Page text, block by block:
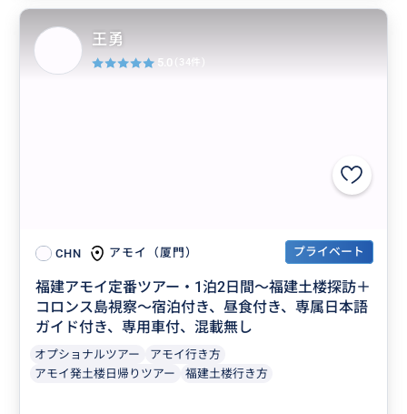
CHN アモイ（厦門） プライベート
福建アモイ定番ツアー・1泊2日間～福建土楼探訪＋
コロンス島視察～宿泊付き、昼食付き、専属日本語
ガイド付き、専用車付、混載無し
オプショナルツアー
アモイ行き方
アモイ発土楼日帰りツアー
福建土楼行き方
王勇
5.0 (34件)